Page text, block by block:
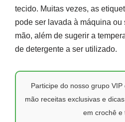
tecido. Muitas vezes, as
pode ser lavada à máquina ou
mão, além de sugerir a
de detergente a ser utilizado.
Participe do nosso grupo
mão receitas exclusivas e
em crochê e